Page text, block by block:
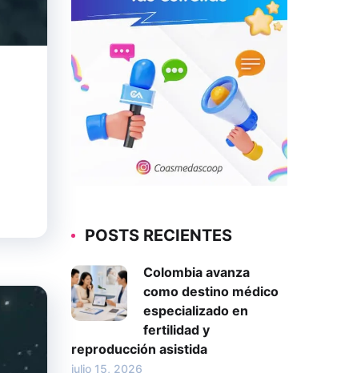
POSTS RECIENTES
Colombia avanza
como destino médico
especializado en
fertilidad y
reproducción asistida
julio 15, 2026